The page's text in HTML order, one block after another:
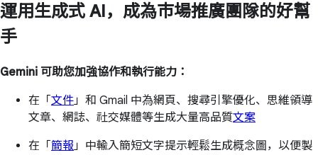
運用生成式 AI，成為市場推廣團隊的好幫
手
Gemini 可助您加強協作和執行能力：
在「 文件」和 Gmail 中為網頁、搜尋引擎優化、思維領導
文章、網誌、社交媒體等生成大量高品質文案
在「 簡報」中輸入簡短文字提示輕鬆生成概念圖，以便製